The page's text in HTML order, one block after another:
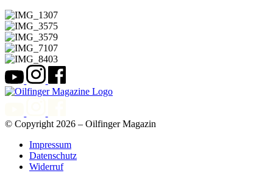
© Copyright 2026 – Oilfinger Magazin
Impressum
Datenschutz
Widerruf